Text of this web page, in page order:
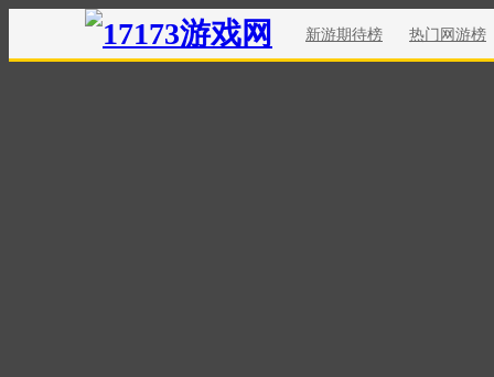
新游期待榜 热门网游榜